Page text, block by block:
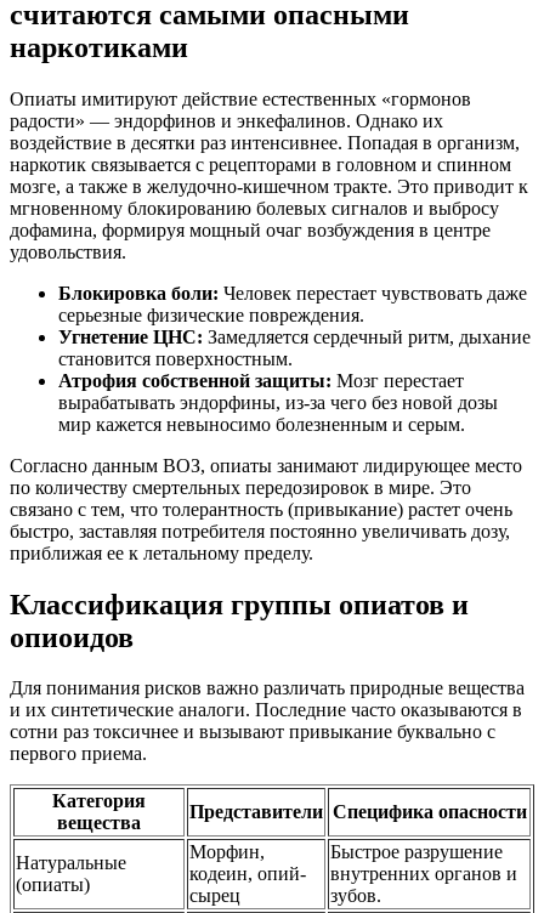
считаются самыми опасными
наркотиками
Опиаты имитируют действие естественных «гормонов
радости» — эндорфинов и энкефалинов. Однако их
воздействие в десятки раз интенсивнее. Попадая в организм,
наркотик связывается с рецепторами в головном и спинном
мозге, а также в желудочно-кишечном тракте. Это приводит к
мгновенному блокированию болевых сигналов и выбросу
дофамина, формируя мощный очаг возбуждения в центре
удовольствия.
Блокировка боли: Человек перестает чувствовать даже
серьезные физические повреждения.
Угнетение ЦНС: Замедляется сердечный ритм, дыхание
становится поверхностным.
Атрофия собственной защиты: Мозг перестает
вырабатывать эндорфины, из-за чего без новой дозы
мир кажется невыносимо болезненным и серым.
Согласно данным ВОЗ, опиаты занимают лидирующее место
по количеству смертельных передозировок в мире. Это
связано с тем, что толерантность (привыкание) растет очень
быстро, заставляя потребителя постоянно увеличивать дозу,
приближая ее к летальному пределу.
Классификация группы опиатов и
опиоидов
Для понимания рисков важно различать природные вещества
и их синтетические аналоги. Последние часто оказываются в
сотни раз токсичнее и вызывают привыкание буквально с
первого приема.
Категория
вещества
Представители Специфика опасности
Натуральные
(опиаты)
Морфин,
кодеин, опий-
сырец
Быстрое разрушение
внутренних органов и
зубов.